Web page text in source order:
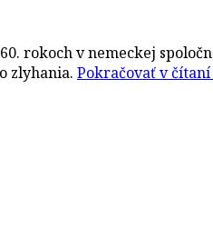
rokoch v nemeckej
zlyhania. Pokračovať v čítaní